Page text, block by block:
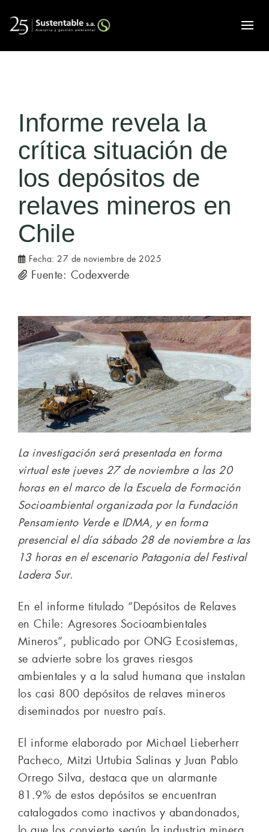
Informe revela la
crítica situación de
los depósitos de
relaves mineros en
Chile
Fecha: 27 de noviembre de 2025
Fuente: Codexverde
La investigación será presentada en forma
virtual este jueves 27 de noviembre a las 20
horas en el marco de la Escuela de Formación
Socioambiental organizada por la Fundación
Pensamiento Verde e IDMA, y en forma
presencial el día sábado 28 de noviembre a las
13 horas en el escenario Patagonia del Festival
Ladera Sur.
En el informe titulado “Depósitos de Relaves
en Chile: Agresores Socioambientales
Mineros”, publicado por ONG Ecosistemas,
se advierte sobre los graves riesgos
ambientales y a la salud humana que instalan
los casi 800 depósitos de relaves mineros
diseminados por nuestro país.
El informe elaborado por Michael Lieberherr
Pacheco, Mitzi Urtubia Salinas y Juan Pablo
Orrego Silva, destaca que un alarmante
81.9% de estos depósitos se encuentran
catalogados como inactivos y abandonados,